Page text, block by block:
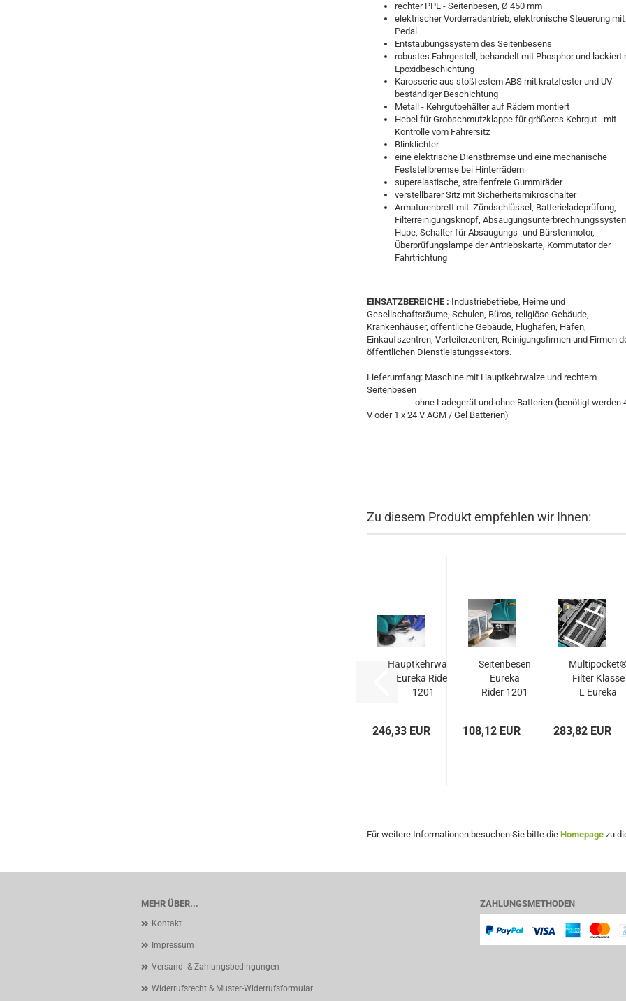
rechter PPL - Seitenbesen, Ø 450 mm
elektrischer Vorderradantrieb, elektronische Steuerung mit
Pedal
Entstaubungssystem des Seitenbesens
robustes Fahrgestell, behandelt mit Phosphor und lackiert
Epoxidbeschichtung
Karosserie aus stoßfestem ABS mit kratzfester und UV-
beständiger Beschichtung
Metall - Kehrgutbehälter auf Rädern montiert
Hebel für Grobschmutzklappe für größeres Kehrgut - mit
Kontrolle vom Fahrersitz
Blinklichter
eine elektrische Dienstbremse und eine mechanische
Feststellbremse bei Hinterrädern
superelastische, streifenfreie Gummiräder
verstellbarer Sitz mit Sicherheitsmikroschalter
Armaturenbrett mit: Zündschlüssel, Batterieladeprüfung,
Filterreinigungsknopf,
Hupe, Schalter für Absaugungs- und Bürstenmotor,
Überprüfungslampe der Antriebskarte, Kommutator der
Fahrtrichtung
EINSATZBEREICHE : Industriebetriebe, Heime und
Gesellschaftsräume, Schulen, Büros, religiöse Gebäude,
Krankenhäuser, öffentliche Gebäude, Flughäfen, Häfen,
Einkaufszentren, Verteilerzentren, Reinigungsfirmen und Firmen
öffentlichen Dienstleistungssektors.
Lieferumfang: Maschine mit Hauptkehrwalze und rechtem
Seitenbesen
ohne Ladegerät und ohne Batterien (benötigt werden
V oder 1 x 24 V AGM / Gel Batterien)
Zu diesem Produkt empfehlen wir Ihnen:
Hauptkehrwalze
Eureka Rider
1201
246,33 EUR
Seitenbesen
Eureka
Rider 1201
108,12 EUR
Filter Klasse
L Eureka
283,82 EUR
Für weitere Informationen besuchen Sie bitte dieHomepage zu
MEHR ÜBER...
Kontakt
Impressum
Versand- & Zahlungsbedingungen
Widerrufsrecht & Muster-Widerrufsformular
ZAHLUNGSMETHODEN